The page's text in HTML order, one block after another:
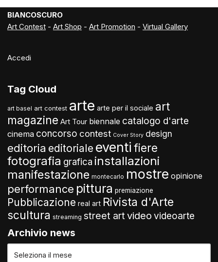
BIANCOSCURO
Art Contest - Art Shop - Art Promotion - Virtual Gallery
Accedi
Tag Cloud
art basel art contest arte arte per il sociale art
magazine Art Tour biennale catalogo d'arte
cinema concorso contest Cover Story design
editoria editoriale eventi fiere
fotografia grafica installazioni
manifestazione montecarlo mostre opinione
performance pittura premiazione
Pubblicazione real art Rivista d'Arte
scultura streaming street art video videoarte
Archivio news